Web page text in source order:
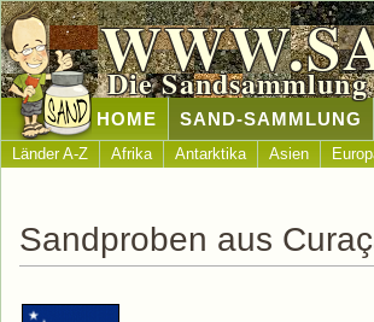
Die
HOME SAND-SAMMLUNG
Länder A-Z Afrika Antarktika Asien
Sandproben aus